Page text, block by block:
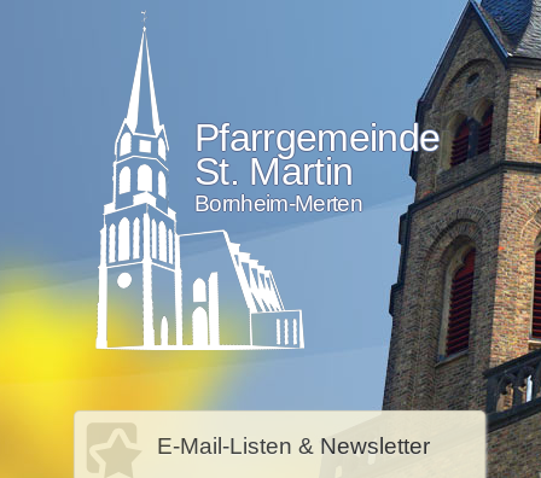
Pfarrgemeinde
St. Martin
Bornheim-Merten
E-Mail-Listen & Newsletter